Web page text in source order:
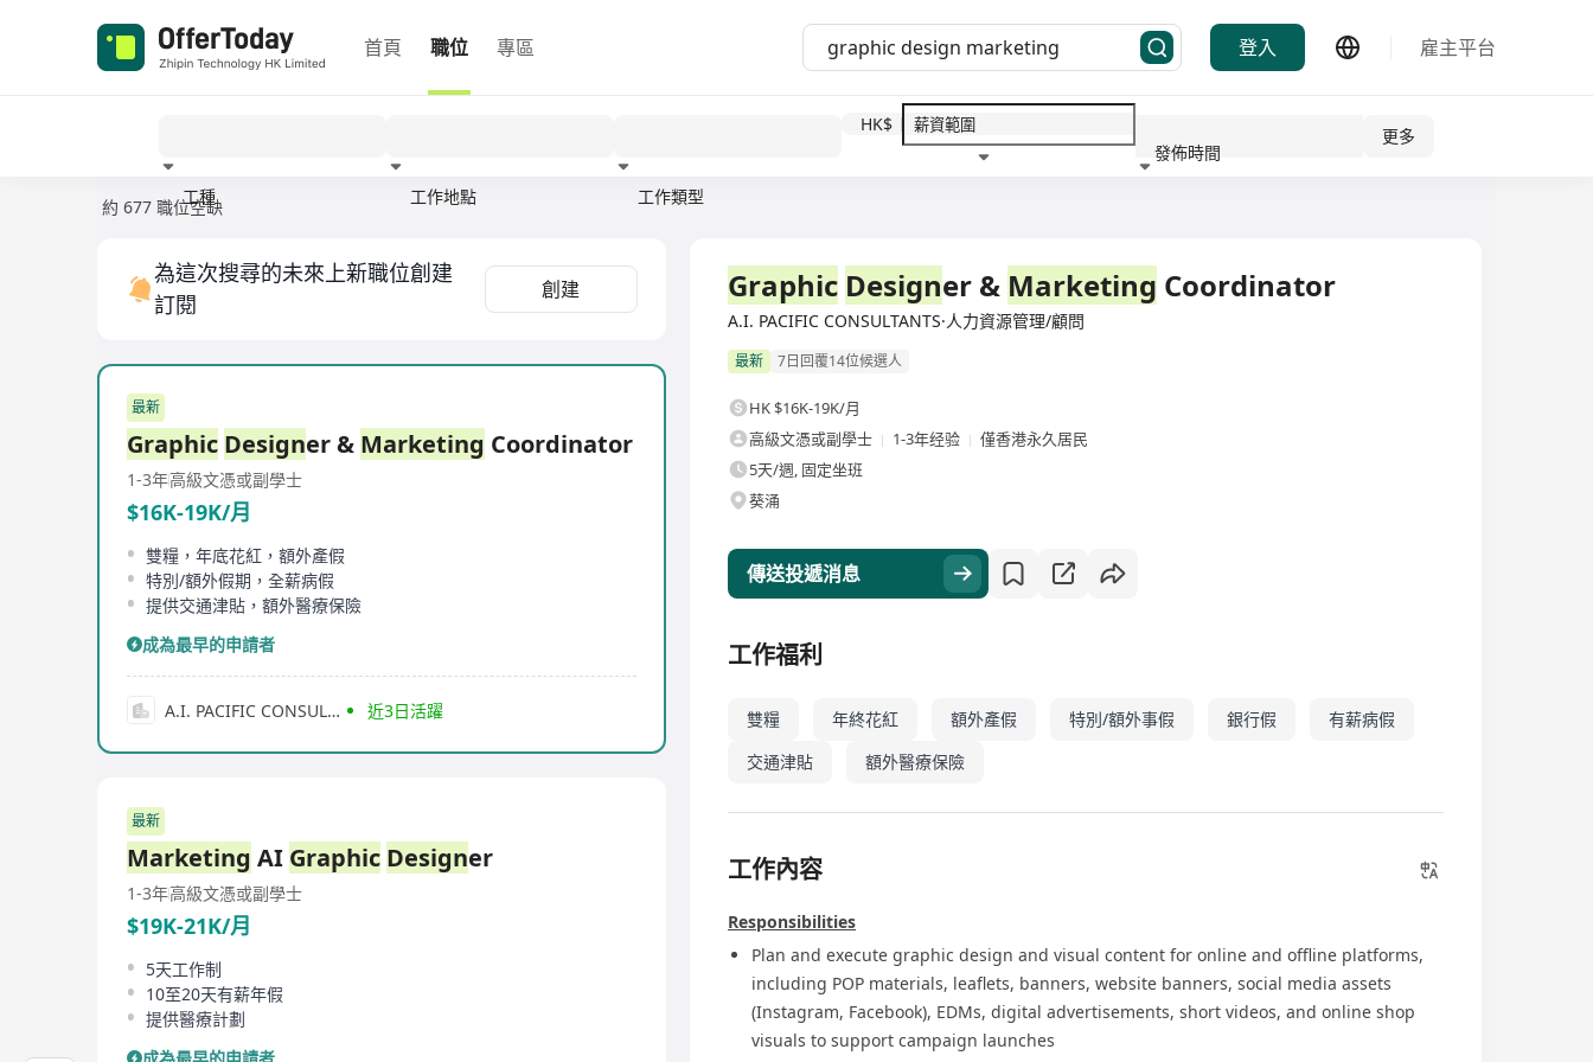
首頁 職位 專區 登入 雇主平台
工種 工作地點 工作類型
HK$
發佈時間
更多
約 677 職位空缺
為這次搜尋的未來上新職位創建
訂閱
創建
最新
Graphic Designer & Marketing Coordinator
1-3年高級文憑或副學士
$16K-19K/月
雙糧，年底花紅，額外產假
特別/額外假期，全薪病假
提供交通津貼，額外醫療保險
成為最早的申請者
A.I. PACIFIC CONSULTANTS 近3日活躍
最新
Marketing AI Graphic Designer
1-3年高級文憑或副學士
$19K-21K/月
5天工作制
10至20天有薪年假
提供醫療計劃
Graphic Designer & Marketing Coordinator
A.I. PACIFIC CONSULTANTS·人力資源管理/顧問
最新 7日回覆14位候選人
HK $16K-19K/月
高級文憑或副學士
1-3年经验
僅香港永久居民
5天/週, 固定坐班
葵涌
傳送投遞消息
工作福利
雙糧 年終花紅 額外產假 特別/額外事假 銀行假
有薪病假
交通津貼
額外醫療保險
工作內容
Responsibilities
Plan and execute graphic design and visual content for online and offline platforms,
including POP materials, leaflets, banners, website banners, social media assets
(Instagram, Facebook), EDMs, digital advertisements, short videos, and online shop
visuals to support campaign launches